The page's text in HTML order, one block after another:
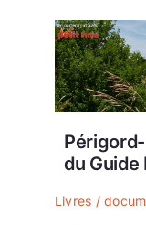
du Guide
Livres /